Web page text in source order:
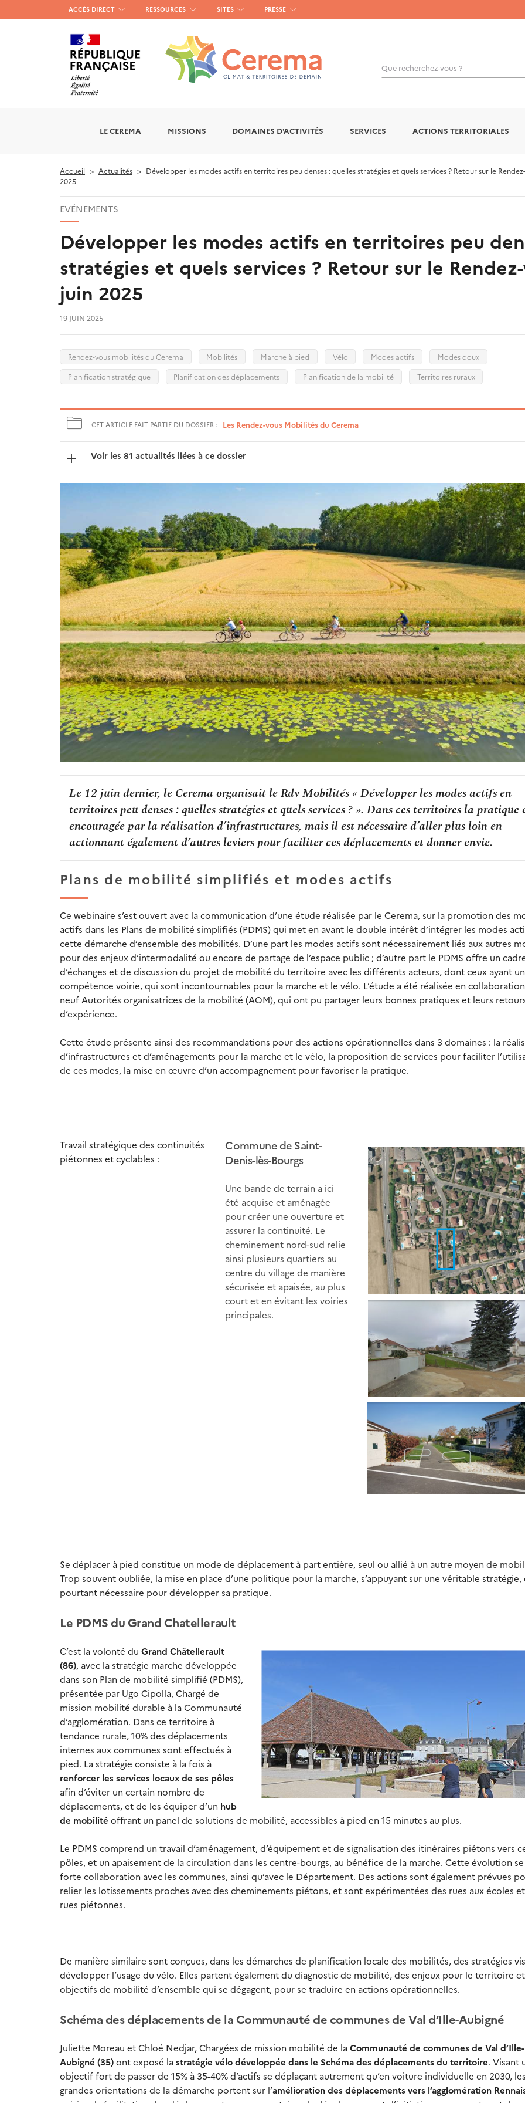
Menu
haut
gauche
ACCÈS DIRECT RESSOURCES SITES PRESSE
Que recherchez-vous ?
LE CEREMA MISSIONS DOMAINES D'ACTIVITÉS SERVICES ACTIONS TERRITORIALES
Accueil Actualités
Développer les modes actifs en territoires peu denses : quelles stratégies et quels services ? Retour sur le
2025
EVÉNEMENTS
Développer les modes actifs en territoires peu
stratégies et quels services ? Retour sur le
juin 2025
19 JUIN 2025
Rendez-vous mobilités du Cerema Mobilités Marche à pied Vélo Modes actifs
Modes doux
Planification stratégique
Planification des déplacements Planification de la mobilité Territoires ruraux
CET ARTICLE FAIT PARTIE DU DOSSIER : Les Rendez-vous Mobilités du Cerema
Voir les 81 actualités liées à ce dossier
Le 12 juin dernier, le Cerema organisait le Rdv Mobilités « Développer les modes actifs en
territoires peu denses : quelles stratégies et quels services ? ». Dans ces territoires la pratique
encouragée par la réalisation d’infrastructures, mais il est nécessaire d’aller plus loin en
actionnant également d’autres leviers pour faciliter ces déplacements et donner envie.
Plans de mobilité simplifiés et modes actifs
Ce webinaire s’est ouvert avec la communication d’une étude réalisée par le Cerema, sur la promotion des
actifs dans les Plans de mobilité simplifiés (PDMS) qui met en avant le double intérêt d’intégrer les modes
cette démarche d’ensemble des mobilités. D’une part les modes actifs sont nécessairement liés aux autres
pour des enjeux d’intermodalité ou encore de partage de l’espace public ; d’autre part le PDMS offre un
d’échanges et de discussion du projet de mobilité du territoire avec les différents acteurs, dont ceux ayant
compétence voirie, qui sont incontournables pour la marche et le vélo. L’étude a été réalisée en
neuf Autorités organisatrices de la mobilité (AOM), qui ont pu partager leurs bonnes pratiques et leurs
d’expérience.
Cette étude présente ainsi des recommandations pour des actions opérationnelles dans 3 domaines : la
d’infrastructures et d’aménagements pour la marche et le vélo, la proposition de services pour faciliter
de ces modes, la mise en œuvre d’un accompagnement pour favoriser la pratique.
Travail stratégique des continuités
piétonnes et cyclables :
Commune de Saint-
Denis-lès-Bourgs
Une bande de terrain a ici
été acquise et aménagée
pour créer une ouverture et
assurer la continuité. Le
cheminement nord-sud relie
ainsi plusieurs quartiers au
centre du village de manière
sécurisée et apaisée, au plus
court et en évitant les voiries
principales.
Se déplacer à pied constitue un mode de déplacement à part entière, seul ou allié à un autre moyen de
Trop souvent oubliée, la mise en place d’une politique pour la marche, s’appuyant sur une véritable stratégie,
pourtant nécessaire pour développer sa pratique.
Le PDMS du Grand Chatellerault
C’est la volonté du Grand Châtellerault
(86), avec la stratégie marche développée
dans son Plan de mobilité simplifié (PDMS),
présentée par Ugo Cipolla, Chargé de
mission mobilité durable à la Communauté
d’agglomération. Dans ce territoire à
tendance rurale, 10% des déplacements
internes aux communes sont effectués à
pied. La stratégie consiste à la fois à
renforcer les services locaux de ses pôles
afin d’éviter un certain nombre de
déplacements, et de les équiper d’un hub
de mobilité offrant un panel de solutions de mobilité, accessibles à pied en 15 minutes au plus.
Le PDMS comprend un travail d’aménagement, d’équipement et de signalisation des itinéraires piétons vers
pôles, et un apaisement de la circulation dans les centre-bourgs, au bénéfice de la marche. Cette évolution
forte collaboration avec les communes, ainsi qu’avec le Département. Des actions sont également prévues
relier les lotissements proches avec des cheminements piétons, et sont expérimentées des rues aux écoles
rues piétonnes.
De manière similaire sont conçues, dans les démarches de planification locale des mobilités, des stratégies
développer l’usage du vélo. Elles partent également du diagnostic de mobilité, des enjeux pour le territoire
objectifs de mobilité d’ensemble qui se dégagent, pour se traduire en actions opérationnelles.
Schéma des déplacements de la Communauté de communes de Val d’Ille-Aubigné
Juliette Moreau et Chloé Nedjar, Chargées de mission mobilité de laCommunauté de communes de Val d’Ille-
Aubigné (35)ont exposé lastratégie vélo développée dans le Schéma des déplacements du territoire. Visant
objectif fort de passer de 15% à 35-40% d’actifs se déplaçant autrement qu’en voiture individuelle en 2030,
grandes orientations de la démarche portent sur l’amélioration des déplacements vers l’agglomération